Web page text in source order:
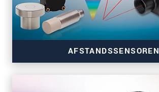
AFSTANDSSENSOREN